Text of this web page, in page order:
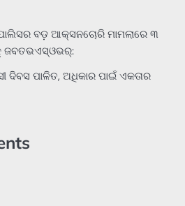
ବଡ଼ ଆକ୍ସନଚୋରି ମାମଲାରେ ୩
ଜବତଭଏସ୍‌ଓଭର୍:
ଦିବସ ପାଳିତ, ଅଧିକାର ପାଇଁ ଏକତାର